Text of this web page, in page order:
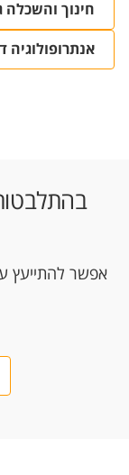
חינוך והשכלה
אנתרופולוגיה
אפשר להתייעץ